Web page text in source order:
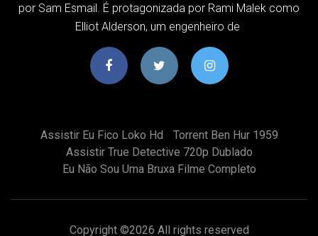
por Sam Esmail. É protagonizada por Rami Malek como
Elliot Alderson, um engenheiro de
Assistir Eu Fico Loko Hd
Torrent Ben Hur 1959
Assistir True Detective 720p Dublado
Eu Não Sou Uma Bruxa Filme Completo
Copyright ©2026 All rights reserved